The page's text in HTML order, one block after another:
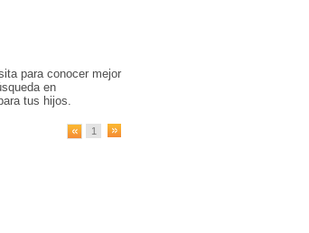
para conocer mejor
en
tus hijos.
1